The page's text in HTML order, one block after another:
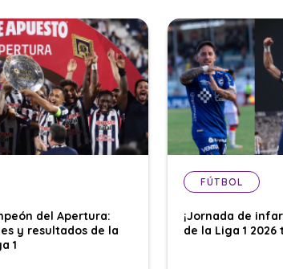
del Apertura:
y resultados de la
1
FÚTBOL
¡Jornada de
de la Liga 1